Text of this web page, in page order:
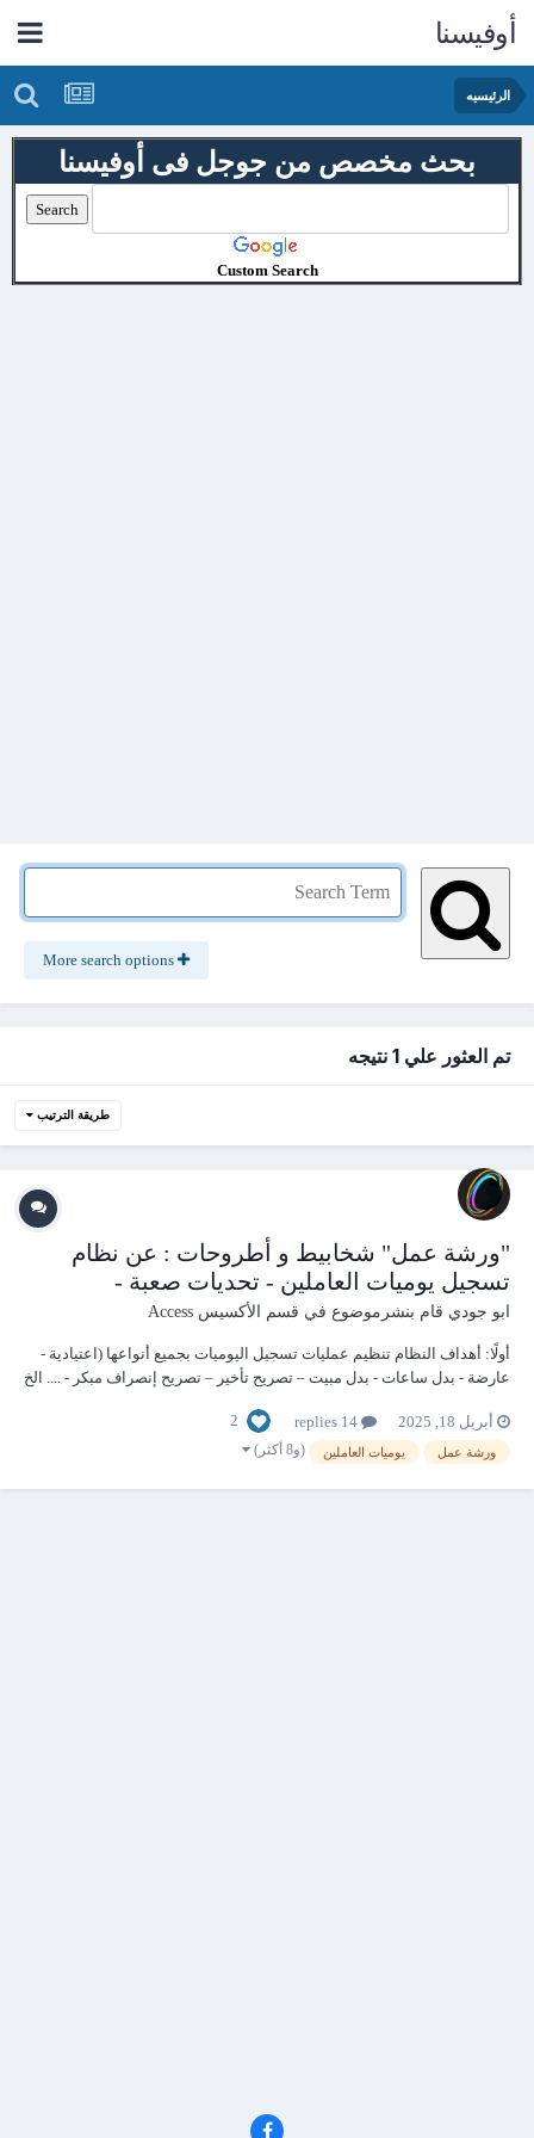
أوفيسنا
الرئيسيه
بحث مخصص من جوجل فى أوفيسنا
Custom Search
تم العثور علي 1 نتيجه
طريقة الترتيب
"ورشة عمل" شخابيط و أطروحات : عن نظام
تسجيل يوميات العاملين - تحديات صعبة -
ابو جودي قام بنشرموضوع في قسم الأكسيس Access
أولًا: أهداف النظام تنظيم عمليات تسجيل اليوميات بجميع أنواعها (اعتيادية -
عارضة - بدل ساعات - بدل مبيت – تصريح تأخير – تصريح إنصراف مبكر - .... الخ
تسهيل الرقابة الداخلية عبر ربط قواعد لوائح العمل و تالحقق من...
أبريل 18, 2025 2
ورشة عمل يوميات العاملين (و8 أكثر)